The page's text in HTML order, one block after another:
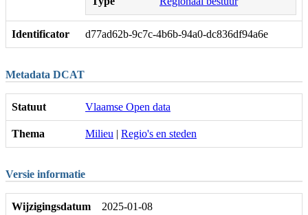
Identificator d77ad62b-9c7c-4b6b-94a0-dc836df94a6e
Metadata DCAT
Statuut Vlaamse Open data
Thema Milieu | Regio's en steden
Versie informatie
Wijzigingsdatum 2025-01-08